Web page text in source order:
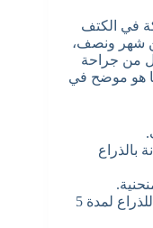
في الكتف
شهر ونصف،
من جراحة
هو موضح في
بالذراع
أن تكون الحركة مستقيمة ودائرية للذراع لمدة 5